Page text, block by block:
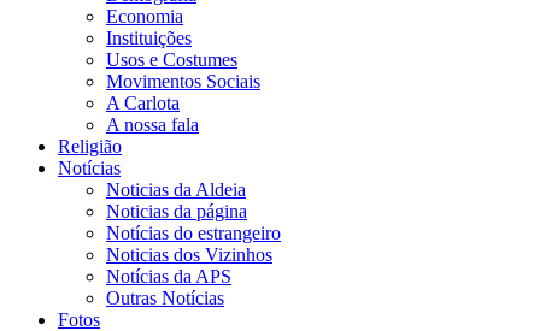
Economia
Instituições
Usos e Costumes
Movimentos Sociais
A Carlota
A nossa fala
Religião
Notícias
Noticias da Aldeia
Noticias da página
Notícias do estrangeiro
Noticias dos Vizinhos
Notícias da APS
Outras Notícias
Fotos